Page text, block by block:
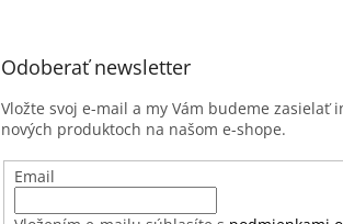
Odoberať newsletter
Vložte svoj e-mail a my Vám budeme zasielať
nových produktoch na našom e-shope.
Email